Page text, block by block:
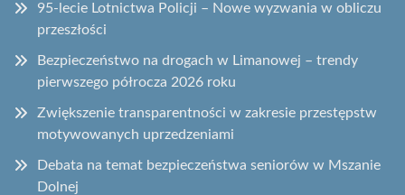
95-lecie Lotnictwa Policji – Nowe wyzwania w obliczu
przeszłości
Bezpieczeństwo na drogach w Limanowej – trendy
pierwszego półrocza 2026 roku
Zwiększenie transparentności w zakresie przestępstw
motywowanych uprzedzeniami
Debata na temat bezpieczeństwa seniorów w Mszanie
Dolnej